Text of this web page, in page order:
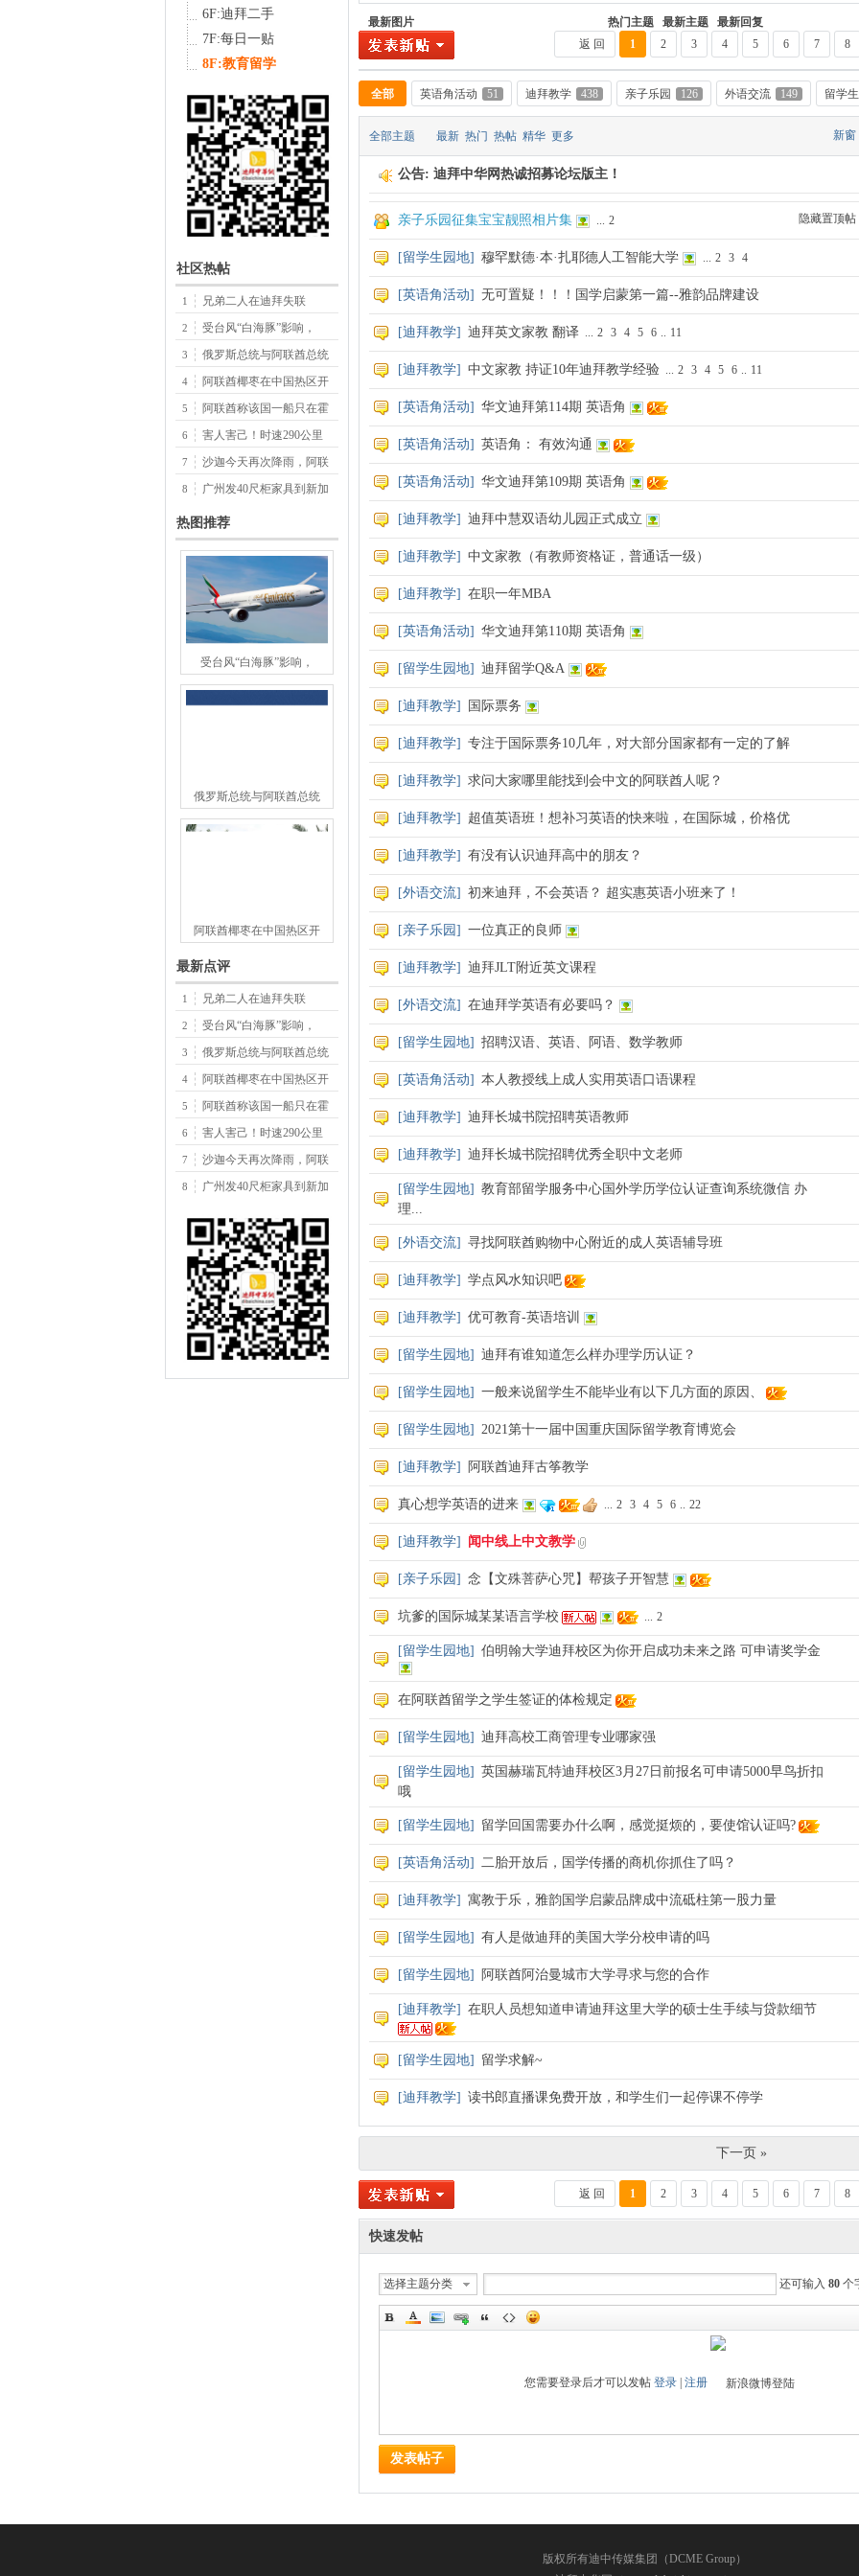
传
最新图片 热门主题 最新主题
最新回复
1
2 3 4 5 6 7 8
返 回
全部 英语角活动 51 迪拜教学 438 亲子乐园 126 外语交流 149 留学
新窗
全部主题 最新 热门 热帖 精华 更多
公告: 迪拜中华网热诚招募论坛版主！
隐藏置顶帖
亲子乐园征集宝宝靓照相片集 ... 2
[留学生园地] 穆罕默德·本·扎耶德人工智能大学 ... 2 3 4
[英语角活动] 无可置疑！！！国学启蒙第一篇--雅韵品牌建设
[迪拜教学] 迪拜英文家教 翻译 ... 2 3 4 5 6 .. 11
[迪拜教学] 中文家教 持证10年迪拜教学经验 ... 2 3 4 5 6 .. 11
[英语角活动] 华文迪拜第114期 英语角
[英语角活动] 英语角： 有效沟通
[英语角活动] 华文迪拜第109期 英语角
[迪拜教学] 迪拜中慧双语幼儿园正式成立
[迪拜教学] 中文家教（有教师资格证，普通话一级）
[迪拜教学] 在职一年MBA
[英语角活动] 华文迪拜第110期 英语角
[留学生园地] 迪拜留学Q&A
[迪拜教学] 国际票务
[迪拜教学] 专注于国际票务10几年，对大部分国家都有一定的了解
[迪拜教学] 求问大家哪里能找到会中文的阿联酋人呢？
[迪拜教学] 超值英语班！想补习英语的快来啦，在国际城，价格优
[迪拜教学] 有没有认识迪拜高中的朋友？
[外语交流] 初来迪拜，不会英语？ 超实惠英语小班来了！
[亲子乐园 ] 一位真正的良师
[迪拜教学] 迪拜JLT附近英文课程
[外语交流] 在迪拜学英语有必要吗？
[留学生园地] 招聘汉语、英语、阿语、数学教师
[英语角活动] 本人教授线上成人实用英语口语课程
[迪拜教学] 迪拜长城书院招聘英语教师
[迪拜教学] 迪拜长城书院招聘优秀全职中文老师
[留学生园地] 教育部留学服务中心国外学历学位认证查询系统微信 办
理...
[外语交流] 寻找阿联酋购物中心附近的成人英语辅导班
[迪拜教学] 学点风水知识吧
[迪拜教学] 优可教育-英语培训
[留学生园地] 迪拜有谁知道怎么样办理学历认证？
[留学生园地] 一般来说留学生不能毕业有以下几方面的原因、
[留学生园地] 2021第十一届中国重庆国际留学教育博览会
[迪拜教学] 阿联酋迪拜古筝教学
真心想学英语的进来 ... 2 3 4 5 6 .. 22
[迪拜教学] 闻中线上中文教学
[亲子乐园 ] 念【文殊菩萨心咒】帮孩子开智慧
坑爹的国际城某某语言学校 ... 2
[留学生园地] 伯明翰大学迪拜校区为你开启成功未来之路 可申请奖学金
在阿联酋留学之学生签证的体检规定
[留学生园地] 迪拜高校工商管理专业哪家强
[留学生园地] 英国赫瑞瓦特迪拜校区3月27日前报名可申请5000早鸟折扣
哦
[留学生园地] 留学回国需要办什么啊，感觉挺烦的，要使馆认证吗?
[英语角活动] 二胎开放后，国学传播的商机你抓住了吗？
[迪拜教学] 寓教于乐，雅韵国学启蒙品牌成中流砥柱第一股力量
[留学生园地] 有人是做迪拜的美国大学分校申请的吗
[留学生园地] 阿联酋阿治曼城市大学寻求与您的合作
[迪拜教学] 在职人员想知道申请迪拜这里大学的硕士生手续与贷款细节
[留学生园地] 留学求解~
[迪拜教学] 读书郎直播课免费开放，和学生们一起停课不停学
下一页 »
1 2 3 4 5 6 7 8
返 回
快速发帖
选择主题分类 还可输入 80 个
您需要登录后才可以发帖 登录 注册
发表帖子
6F:迪拜二手
7F:每日一贴
8F:教育留学
社区热帖
1 兄弟二人在迪拜失联
2 受台风“白海豚”影响，
3 俄罗斯总统与阿联酋总统
4 阿联酋椰枣在中国热区开
5 阿联酋称该国一船只在霍
6 害人害己！时速290公里
7 沙迦今天再次降雨，阿联
8 广州发40尺柜家具到新加
热图推荐
受台风“白海豚”影响，
俄罗斯总统与阿联酋总统
阿联酋椰枣在中国热区开
最新点评
1 兄弟二人在迪拜失联
2 受台风“白海豚”影响，
3 俄罗斯总统与阿联酋总统
4 阿联酋椰枣在中国热区开
5 阿联酋称该国一船只在霍
6 害人害己！时速290公里
7 沙迦今天再次降雨，阿联
8 广州发40尺柜家具到新加
版权所有迪中传媒集团（DCME Group）